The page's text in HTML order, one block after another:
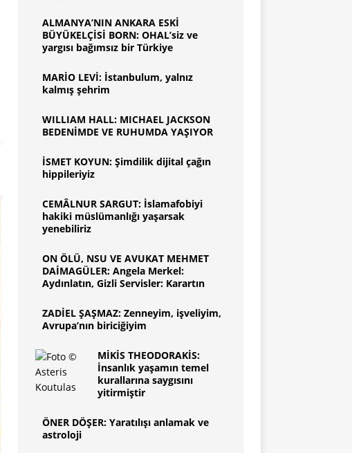
ALMANYA’NIN ANKARA ESKİ
BÜYÜKELÇİSİ BORN: OHAL’siz ve
yargısı bağımsız bir Türkiye
MARİO LEVİ: İstanbulum, yalnız
kalmış şehrim
WILLIAM HALL: MICHAEL JACKSON
BEDENİMDE VE RUHUMDA YAŞIYOR
İSMET KOYUN: Şimdilik dijital çağın
hippileriyiz
CEMÂLNUR SARGUT: İslamafobiyi
hakiki müslümanlığı yaşarsak
yenebiliriz
ON ÖLÜ, NSU VE AVUKAT MEHMET
DAİMAGÜLER: Angela Merkel:
Aydınlatın, Gizli Servisler: Karartın
ZADİEL ŞAŞMAZ: Zenneyim, işveliyim,
Avrupa’nın biriciğiyim
MİKİS THEODORAKİS:
İnsanlık yaşamın temel
kurallarına saygısını
yitirmiştir
ÖNER DÖŞER: Yaratılışı anlamak ve
astroloji